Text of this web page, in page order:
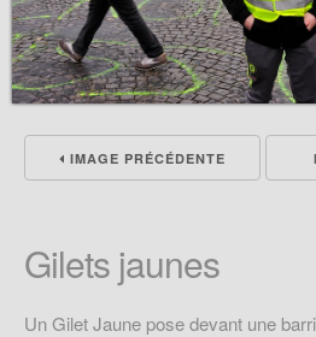
IMAGE PRÉCÉDENTE
Gilets jaunes
Un Gilet Jaune pose devant une